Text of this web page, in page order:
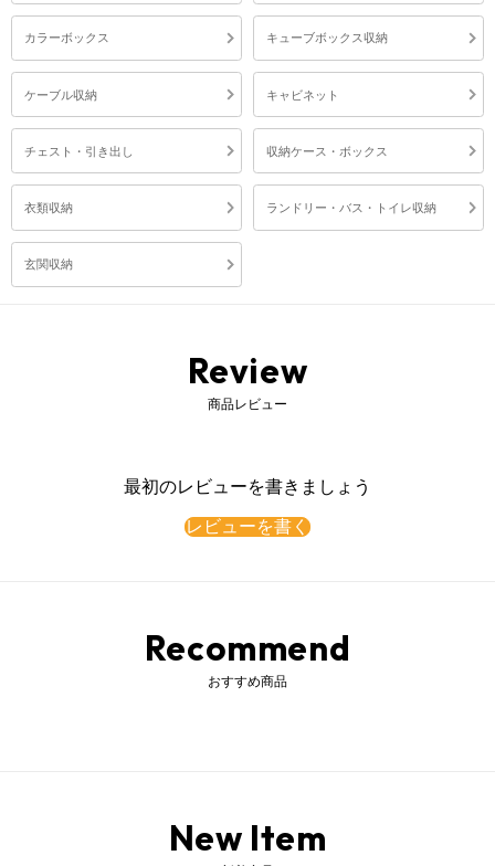
カラーボックス キューブボックス収納
ケーブル収納 キャビネット
チェスト・引き出し 収納ケース・ボックス
衣類収納 ランドリー・バス・トイレ収納
玄関収納
Review
商品レビュー
最初のレビューを書きましょう
レビューを書く
Recommend
おすすめ商品
New Item